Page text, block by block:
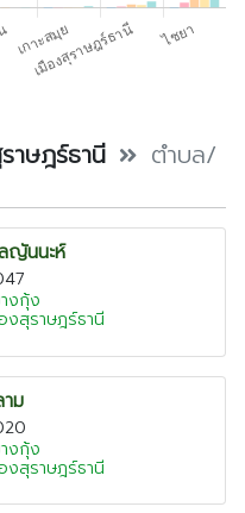
าษฎร์ธานี
ตำบล/
ญันนะห์
งกุ้ง
งสุราษฎร์ธานี
ม
งกุ้ง
งสุราษฎร์ธานี